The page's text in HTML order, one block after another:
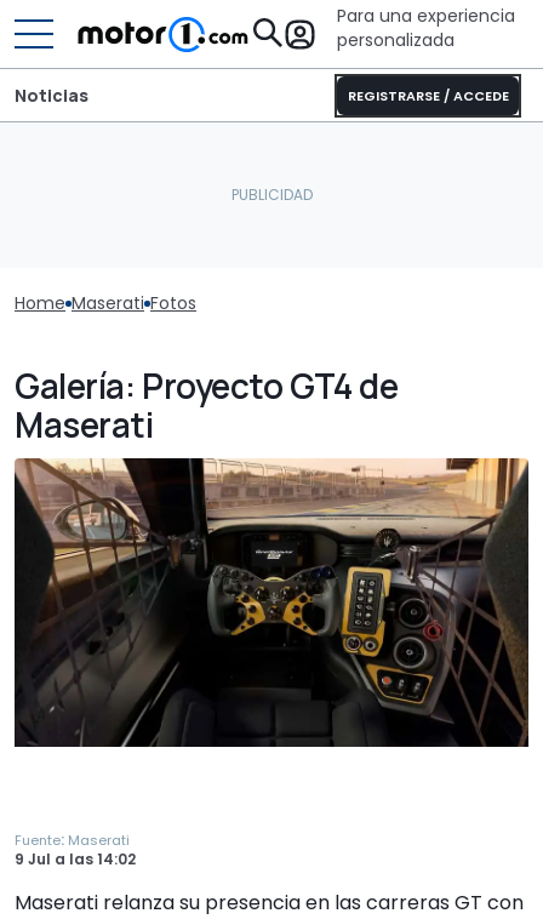
Para una experiencia
personalizada
REGISTRARSE / ACCEDE
Noticias
Home Maserati Fotos
Galería: Proyecto GT4 de
Maserati
Fuente: Maserati
9 Jul a las14:02
Maserati relanza su presencia en las carreras GT con